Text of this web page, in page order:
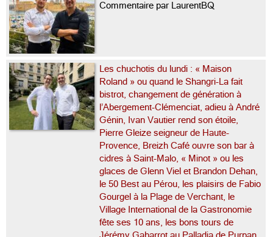
Commentaire par LaurentBQ
Les chuchotis du lundi : « Maison
Roland » ou quand le Shangri-La fait
bistrot, changement de génération à
l’Abergement-Clémenciat, adieu à André
Génin, Ivan Vautier rend son étoile,
Pierre Gleize seigneur de Haute-
Provence, Breizh Café ouvre son bar à
cidres à Saint-Malo, « Minot » ou les
glaces de Glenn Viel et Brandon Dehan,
le 50 Best au Pérou, les plaisirs de Fabio
Gourgel à la Plage de Verchant, le
Village International de la Gastronomie
fête ses 10 ans, les bons tours de